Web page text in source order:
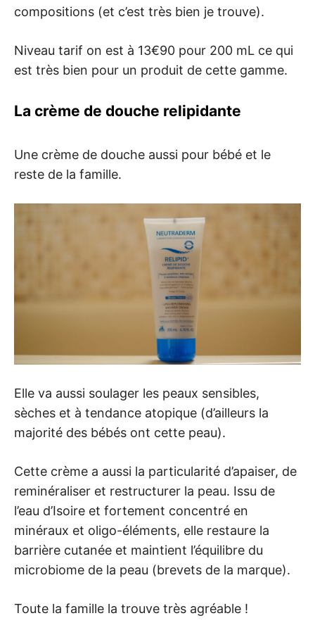
compositions (et c’est très bien je trouve).
Niveau tarif on est à 13€90 pour 200 mL ce qui
est très bien pour un produit de cette gamme.
La crème de douche relipidante
Une crème de douche aussi pour bébé et le
reste de la famille.
Elle va aussi soulager les peaux sensibles,
sèches et à tendance atopique (d’ailleurs la
majorité des bébés ont cette peau).
Cette crème a aussi la particularité d’apaiser, de
reminéraliser et restructurer la peau. Issu de
l’eau d’Isoire et fortement concentré en
minéraux et oligo-éléments, elle restaure la
barrière cutanée et maintient l’équilibre du
microbiome de la peau (brevets de la marque).
Toute la famille la trouve très agréable !